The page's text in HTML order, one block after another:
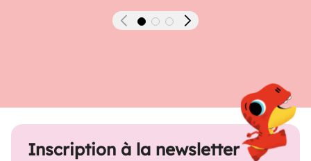
Précédent Suivant
Inscription à la newsletter